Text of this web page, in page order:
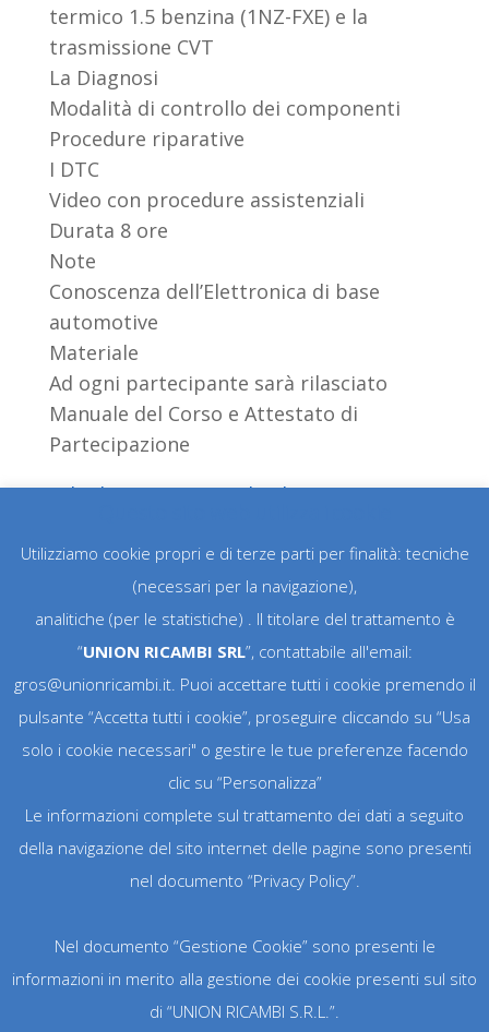
termico 1.5 benzina (1NZ-FXE) e la
trasmissione CVT
La Diagnosi
Modalità di controllo dei componenti
Procedure riparative
I DTC
Video con procedure assistenziali
Durata 8 ore
Note
Conoscenza dell’Elettronica di base
automotive
Materiale
Ad ogni partecipante sarà rilasciato
Manuale del Corso e Attestato di
Partecipazione
Scheda MM2 Yaris Hybrid
Articoli recenti
Corso tecnico Wolkswagen soluzioni
ibride ed elettriche
Corso tecnico Nissan Qasqhai e-Power
Corso sulle nuove motorizzazioni
benzina TSI BlueMotion di Volkswagen
(appl. T-Roc)
Corso Tecnologia Skyactiv Mazda
(Applicazione Mazda CX-3) -martedì 4
Utilizziamo cookie propri e di terze parti per finalità: tecniche
(necessari per la navigazione),
analitiche (per le statistiche) . Il titolare del trattamento è
“UNION RICAMBI SRL”, contattabile all'email:
gros@unionricambi.it. Puoi accettare tutti i cookie premendo il
pulsante “Accetta tutti i cookie”, proseguire cliccando su “Usa
solo i cookie necessari" o gestire le tue preferenze facendo
clic su “Personalizza”
Le informazioni complete sul trattamento dei dati a seguito
della navigazione del sito internet delle pagine sono presenti
nel documento “Privacy Policy”.
Nel documento “Gestione Cookie”sono presenti le
informazioni in merito alla gestione dei cookie presenti sul sito
di “UNION RICAMBI S.R.L.”.